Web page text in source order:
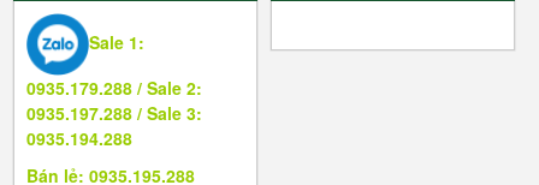
Sale 1:
0935.179.288 / Sale 2:
0935.197.288 / Sale 3:
0935.194.288
Bán lẻ: 0935.195.288